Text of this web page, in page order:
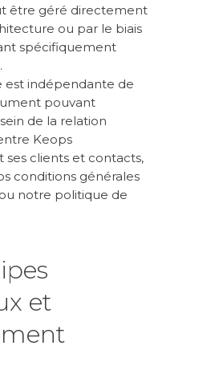
être géré directement
ou par le biais
spécifiquement
est indépendante de
pouvant
de la relation
Keops
clients et contacts,
conditions générales
notre politique de
et